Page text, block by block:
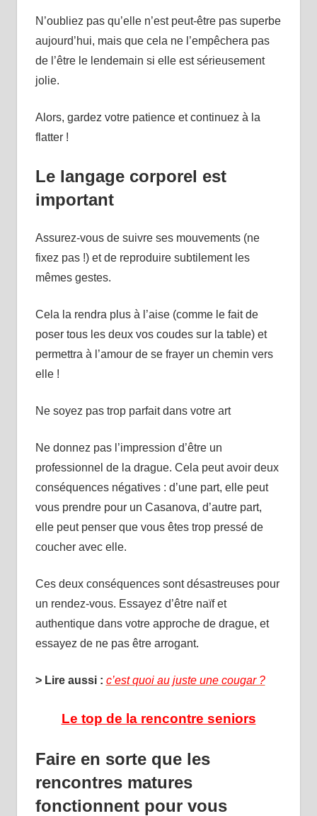
N’oubliez pas qu’elle n’est peut-être pas superbe
aujourd’hui, mais que cela ne l’empêchera pas
de l’être le lendemain si elle est sérieusement
jolie.
Alors, gardez votre patience et continuez à la
flatter !
Le langage corporel est
important
Assurez-vous de suivre ses mouvements (ne
fixez pas !) et de reproduire subtilement les
mêmes gestes.
Cela la rendra plus à l’aise (comme le fait de
poser tous les deux vos coudes sur la table) et
permettra à l’amour de se frayer un chemin vers
elle !
Ne soyez pas trop parfait dans votre art
Ne donnez pas l’impression d’être un
professionnel de la drague. Cela peut avoir deux
conséquences négatives : d’une part, elle peut
vous prendre pour un Casanova, d’autre part,
elle peut penser que vous êtes trop pressé de
coucher avec elle.
Ces deux conséquences sont désastreuses pour
un rendez-vous. Essayez d’être naïf et
authentique dans votre approche de drague, et
essayez de ne pas être arrogant.
> Lire aussi : c’est quoi au juste une cougar ?
Le top de la rencontre seniors
Faire en sorte que les
rencontres matures
fonctionnent pour vous